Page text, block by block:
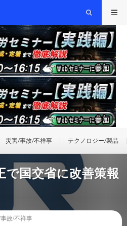
災害/事故/不祥事 テクノロジー/製品
で国交省に改善策報
故/不祥事